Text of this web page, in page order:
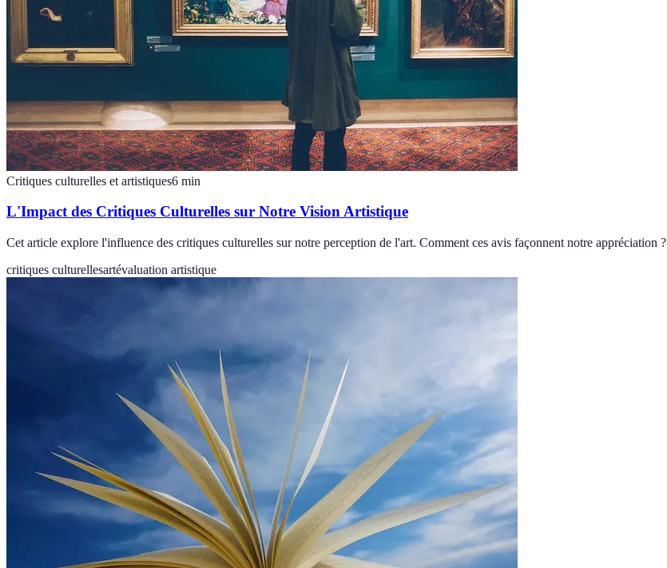
Critiques culturelles et artistiques6 min
L'Impact des Critiques Culturelles sur Notre Vision Artistique
Cet article explore l'influence des critiques culturelles sur notre perception de l'art. Comment ces avis façonnent notre appréciation ?
critiques culturellesartévaluation artistique